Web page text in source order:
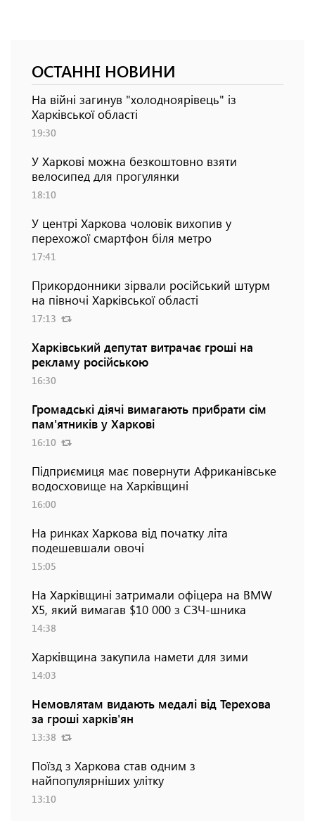
ОСТАННІ НОВИНИ
На війні загинув "холодноярівець" із
Харківської області
19:30
У Харкові можна безкоштовно взяти
велосипед для прогулянки
18:10
У центрі Харкова чоловік вихопив у
перехожої смартфон біля метро
17:41
Прикордонники зірвали російський штурм
на півночі Харківської області
17:13
Харківський депутат витрачає гроші на
рекламу російською
16:30
Громадські діячі вимагають прибрати сім
пам'ятників у Харкові
16:10
Підприємиця має повернути Африканівське
водосховище на Харківщині
16:00
На ринках Харкова від початку літа
подешевшали овочі
15:05
На Харківщині затримали офіцера на BMW
Х5, який вимагав $10 000 з СЗЧ-шника
14:38
Харківщина закупила намети для зими
14:03
Немовлятам видають медалі від Терехова
за гроші харків'ян
13:38
Поїзд з Харкова став одним з
найпопулярніших улітку
13:10